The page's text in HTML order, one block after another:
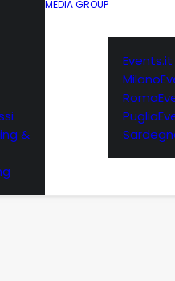
&
MEDIA GROUP
Events.it